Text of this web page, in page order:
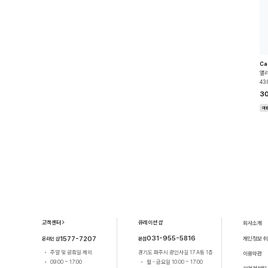
앨
아
고객센터
온라인 샵1577-7207
주말 및 공휴일 제외
09:00 ~ 17:00
큐레이션 샵
본점031-955-5816
경기도 파주시 광인사길 17 A동 1층
월 - 금요일 10:00 ~ 17:00
회사소개
개인정보
이용약관